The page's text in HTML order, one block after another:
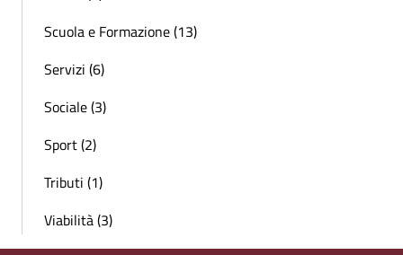
Scuola e Formazione (13)
Servizi (6)
Sociale (3)
Sport (2)
Tributi (1)
Viabilità (3)